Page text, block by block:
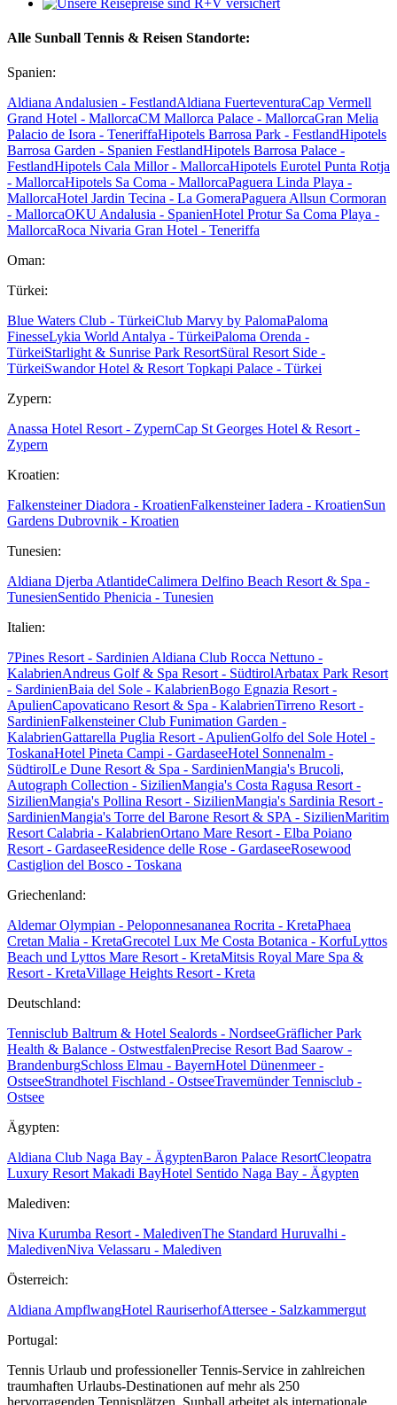
Alle Sunball Tennis & Reisen Standorte:
Spanien:
Aldiana Andalusien - FestlandAldiana FuerteventuraCap Vermell
Grand Hotel - MallorcaCM Mallorca Palace - MallorcaGran Melia
Palacio de Isora - TeneriffaHipotels Barrosa Park - FestlandHipotels
Barrosa Garden - Spanien FestlandHipotels Barrosa Palace -
FestlandHipotels Cala Millor - MallorcaHipotels Eurotel Punta Rotja
- MallorcaHipotels Sa Coma - MallorcaPaguera Linda Playa -
MallorcaHotel Jardin Tecina - La GomeraPaguera Allsun Cormoran
- MallorcaOKU Andalusia - SpanienHotel Protur Sa Coma Playa -
MallorcaRoca Nivaria Gran Hotel - Teneriffa
Oman:
Türkei:
Blue Waters Club - TürkeiClub Marvy by PalomaPaloma
FinesseLykia World Antalya - TürkeiPaloma Orenda -
TürkeiStarlight & Sunrise Park ResortSüral Resort Side -
TürkeiSwandor Hotel & Resort Topkapi Palace - Türkei
Zypern:
Anassa Hotel Resort - ZypernCap St Georges Hotel & Resort -
Zypern
Kroatien:
Falkensteiner Diadora - KroatienFalkensteiner Iadera - KroatienSun
Gardens Dubrovnik - Kroatien
Tunesien:
Aldiana Djerba AtlantideCalimera Delfino Beach Resort & Spa -
TunesienSentido Phenicia - Tunesien
Italien:
7Pines Resort - Sardinien Aldiana Club Rocca Nettuno -
KalabrienAndreus Golf & Spa Resort - SüdtirolArbatax Park Resort
- SardinienBaia del Sole - KalabrienBogo Egnazia Resort -
ApulienCapovaticano Resort & Spa - KalabrienTirreno Resort -
SardinienFalkensteiner Club Funimation Garden -
KalabrienGattarella Puglia Resort - ApulienGolfo del Sole Hotel -
ToskanaHotel Pineta Campi - GardaseeHotel Sonnenalm -
SüdtirolLe Dune Resort & Spa - SardinienMangia's Brucoli,
Autograph Collection - SizilienMangia's Costa Ragusa Resort -
SizilienMangia's Pollina Resort - SizilienMangia's Sardinia Resort -
SardinienMangia's Torre del Barone Resort & SPA - SizilienMaritim
Resort Calabria - KalabrienOrtano Mare Resort - Elba Poiano
Resort - GardaseeResidence delle Rose - GardaseeRosewood
Castiglion del Bosco - Toskana
Griechenland:
Aldemar Olympian - Peloponnesananea Rocrita - KretaPhaea
Cretan Malia - KretaGrecotel Lux Me Costa Botanica - KorfuLyttos
Beach und Lyttos Mare Resort - KretaMitsis Royal Mare Spa &
Resort - KretaVillage Heights Resort - Kreta
Deutschland:
Tennisclub Baltrum & Hotel Sealords - NordseeGräflicher Park
Health & Balance - OstwestfalenPrecise Resort Bad Saarow -
BrandenburgSchloss Elmau - BayernHotel Dünenmeer -
OstseeStrandhotel Fischland - OstseeTravemünder Tennisclub -
Ostsee
Ägypten:
Aldiana Club Naga Bay - ÄgyptenBaron Palace ResortCleopatra
Luxury Resort Makadi BayHotel Sentido Naga Bay - Ägypten
Malediven:
Niva Kurumba Resort - MaledivenThe Standard Huruvalhi -
MaledivenNiva Velassaru - Malediven
Österreich:
Aldiana AmpflwangHotel RauriserhofAttersee - Salzkammergut
Portugal:
Tennis Urlaub und professioneller Tennis-Service in zahlreichen
traumhaften Urlaubs-Destinationen auf mehr als 250